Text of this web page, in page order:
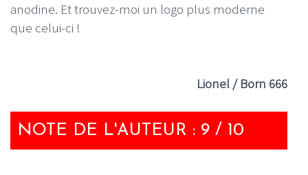
anodine. Et trouvez-moi un logo plus moderne
que celui-ci !
Lionel / Born 666
NOTE DE L'AUTEUR : 9 / 10